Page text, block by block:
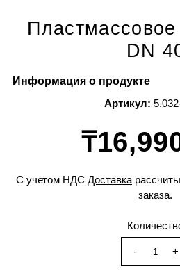
DN
Информация о продукте
Артикул:
С учетом НДС Доставка
заказа.
- +